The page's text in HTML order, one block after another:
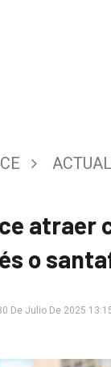
atraer
o
De Julio De 2025